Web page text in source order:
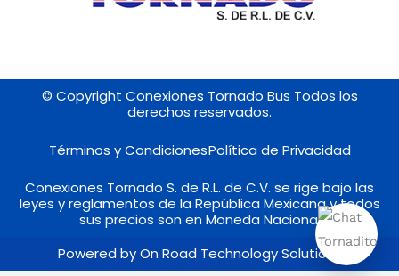
o
r
r
i
n
e
© Copyright Conexiones Tornado Bus Todos los
derechos reservados.
Términos y CondicionesPolítica de Privacidad
Conexiones Tornado S. de R.L. de C.V. se rige bajo las
leyes y reglamentos de la República Mexicana y todos
sus precios son en Moneda Nacional
Powered by On Road Technology Solutions